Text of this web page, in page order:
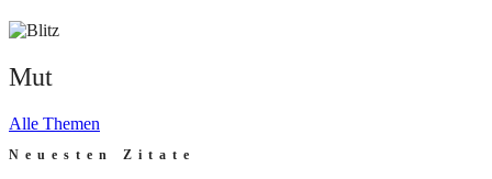
Mut
Mut
Alle Themen
Neuesten Zitate